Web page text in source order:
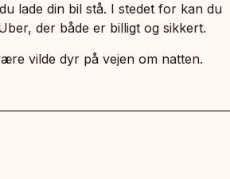
lade din bil stå. I stedet for kan du
der både er billigt og sikkert.
vilde dyr på vejen om natten.